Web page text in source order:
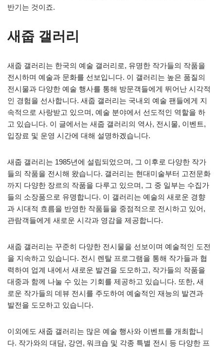
반기는 것이죠.
새줍 갤러리
새줍 갤러리는 한국의 예술 갤러리로, 유명한 작가들의 작품을
전시하며 예술과 문화를 선보입니다. 이 갤러리는 높은 품질의
전시물과 다양한 예술 행사를 통해 방문객들에게 뛰어난 시각적
인 경험을 선사합니다. 새줍 갤러리는 국내외 예술 팬들에게 지
속적으로 사랑받고 있으며, 예술 분야에서 선도적인 역할을 하
고 있습니다. 이 글에서는 새줍 갤러리의 역사, 전시물, 이벤트,
입장료 및 운영 시간에 대해 설명하겠습니다.
새줍 갤러리는 1985년에 설립되었으며, 그 이후로 다양한 작가
들의 작품을 전시해 왔습니다. 갤러리는 현대미술부터 고전문화
까지 다양한 장르의 작품을 다루고 있으며, 그 중 일부는 수집가
들의 소장품으로 유명합니다. 이 갤러리는 예술의 새로운 경향
과 시대적 흐름을 반영한 작품들을 중점적으로 전시하고 있어,
관람객들에게 새로운 시각과 영감을 제공합니다.
새줍 갤러리는 꾸준히 다양한 전시물을 선보이며 예술적인 도전
을 지속하고 있습니다. 전시 렌탈 프로그램을 통해 작가들과 협
력하여 업계 내에서 새로운 발견을 도모하고, 작가들의 작품을
대중과 함께 나눌 수 있는 기회를 제공하고 있습니다. 또한, 새
로운 작가들의 데뷰 전시를 주도하여 예술적인 재능의 발견과
발전을 도모하고 있습니다.
이외에도 새줍 갤러리는 많은 예술 행사와 이벤트를 개최합니
다. 작가와의 대담, 강연, 워크숍 및 각종 특별 전시 등 다양한 프